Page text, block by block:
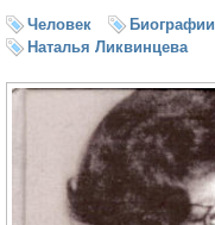
Человек Биографии
Наталья Ликвинцева